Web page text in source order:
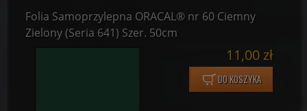
Folia Samoprzylepna ORACAL® nr 60 Ciemny
Zielony (Seria 641) Szer. 50cm
11,00 zł
DO KOSZYKA